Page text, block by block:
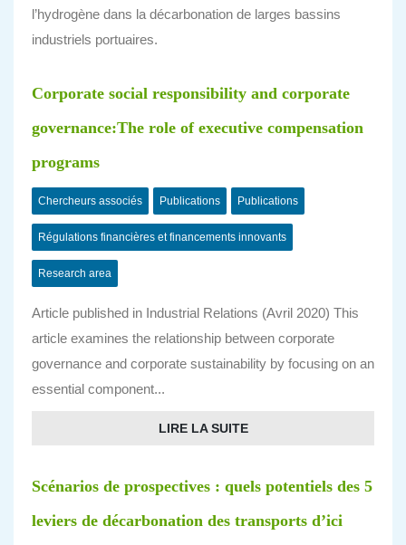
l’hydrogène dans la décarbonation de larges bassins
industriels portuaires.
Corporate social responsibility and corporate
governance:The role of executive compensation
programs
Chercheurs associés Publications Publications
Régulations financières et financements innovants
Research area
Article published in Industrial Relations (Avril 2020) This
article examines the relationship between corporate
governance and corporate sustainability by focusing on an
essential component...
LIRE LA SUITE
Scénarios de prospectives : quels potentiels des 5
leviers de décarbonation des transports d’ici